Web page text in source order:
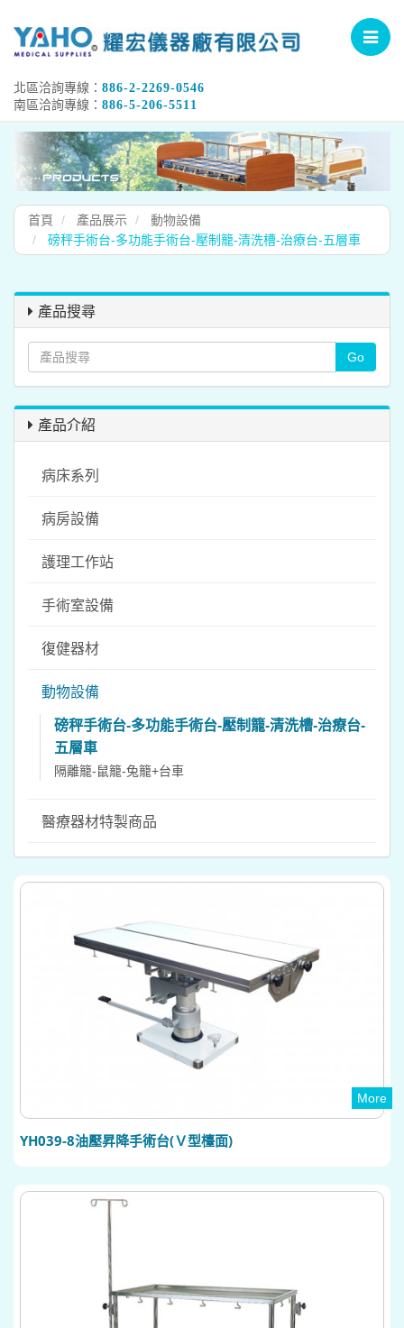
Toggle
北區洽詢專線： 886-2-2269-0546
南區洽詢專線： 886-5-206-5511
首頁 產品展示
動物設備
磅秤手術台-多功能手術台-壓制籠-清洗槽-治療台-五層車
產品搜尋
產品介紹
病床系列
病房設備
護理工作站
手術室設備
復健器材
動物設備
磅秤手術台-多功能手術台-壓制籠-清洗槽-治療台-
五層車
隔離籠-鼠籠-兔籠+台車
醫療器材特製商品
More
YH039-8油壓昇降手術台(Ｖ型檯面)